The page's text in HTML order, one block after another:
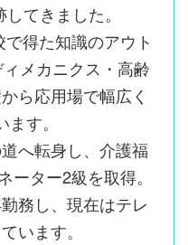
てきました。
得た知識のアウト
メカニクス・高齢
ら応用場で幅広く
す。
へ転身し、介護福
ーター2級を取得。
務し、現在はテレ
います。